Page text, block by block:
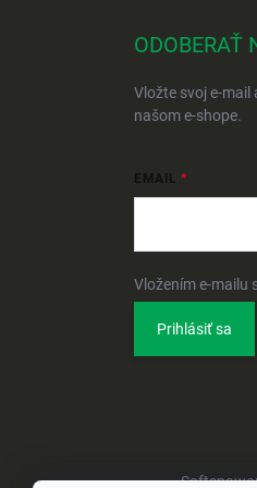
ODOBERAŤ
Vložte svoj e-
našom e-shope.
EMAIL
Vložením e-mailu
Prihlásiť sa